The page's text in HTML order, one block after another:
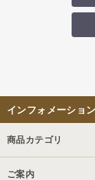
インフォメーション
商品カテゴリ
ご案内